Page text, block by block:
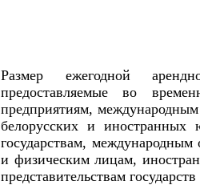
Размер ежегодной
предоставляемые во
предприятиям,
белорусских и
государствам,
и физическим лицам,
представительствам